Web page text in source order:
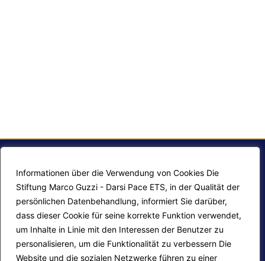
Informationen über die Verwendung von Cookies Die
Stiftung Marco Guzzi - Darsi Pace ETS, in der Qualität der
persönlichen Datenbehandlung, informiert Sie darüber,
dass dieser Cookie für seine korrekte Funktion verwendet,
um Inhalte in Linie mit den Interessen der Benutzer zu
personalisieren, um die Funktionalität zu verbessern Die
Website und die sozialen Netzwerke führen zu einer
F.A.Q.